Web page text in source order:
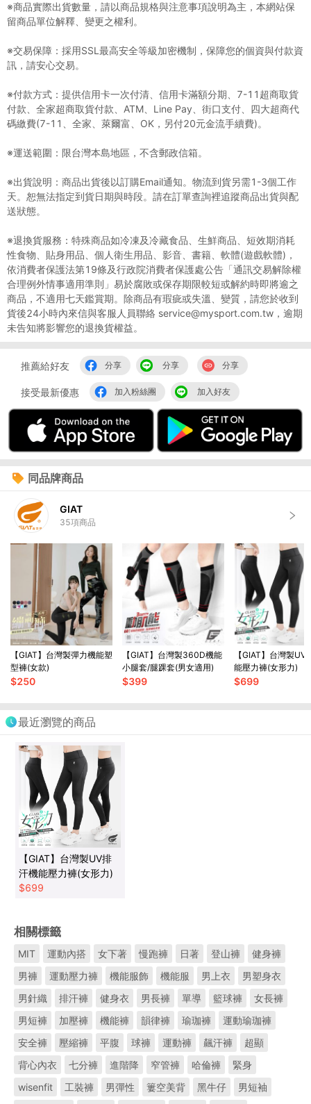
※商品實際出貨數量，請以商品規格與注意事項說明為主，本網站保
留商品單位解釋、變更之權利。
※交易保障：採用SSL最高安全等級加密機制，保障您的個資與付款資
訊，請安心交易。
※付款方式：提供信用卡一次付清、信用卡滿額分期、7-11超商取貨
付款、全家超商取貨付款、ATM、Line Pay、街口支付、四大超商代
碼繳費(7-11、全家、萊爾富、OK，另付20元金流手續費)。
※運送範圍：限台灣本島地區，不含郵政信箱。
※出貨說明：商品出貨後以訂購Email通知。物流到貨另需1-3個工作
天。恕無法指定到貨日期與時段。請在訂單查詢裡追蹤商品出貨與配
送狀態。
※退換貨服務：特殊商品如冷凍及冷藏食品、生鮮商品、短效期消耗
性食物、貼身用品、個人衛生用品、影音、書籍、軟體(遊戲軟體)，
依消費者保護法第19條及行政院消費者保護處公告「通訊交易解除權
合理例外情事適用準則」易於腐敗或保存期限較短或解約時即將逾之
商品，不適用七天鑑賞期。除商品有瑕疵或失溫、變質，請您於收到
貨後24小時內來信與客服人員聯絡 service@mysport.com.tw，逾期
未告知將影響您的退換貨權益。
推薦給好友 分享 分享 分享
接受最新優惠 加入粉絲團 加入好友
同品牌商品
GIAT
35項商品
【GIAT】台灣製彈力機能塑
型褲(女款)
$250
【GIAT】台灣製360D機能
小腿套/腿踝套(男女適用)
$399
【GIAT】台灣製UV
能壓力褲(女形力)
$699
最近瀏覽的商品
【GIAT】台灣製UV排
汗機能壓力褲(女形力)
$699
相關標籤
MIT 運動內搭 女下著 慢跑褲 日著 登山褲
健身褲
男褲
運動壓力褲 機能服飾 機能服 男上衣
男塑身衣
男針織
排汗褲 健身衣 男長褲 單導 籃球褲
女長褲
男短褲
加壓褲 機能褲 韻律褲 瑜珈褲
運動瑜珈褲
安全褲
壓縮褲 平腹 球褲 運動褲 飆汗褲
超顯
背心內衣
七分褲 進階降 窄管褲 哈倫褲
緊身
wisenfit
工裝褲 男彈性 簍空美背 黑牛仔
男短袖